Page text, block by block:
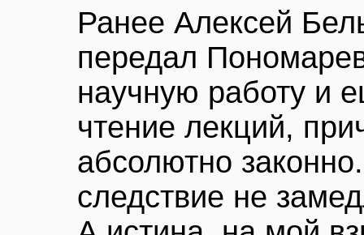
Ранее Алексей
передал
научную работу и
чтение лекций,
абсолютно
следствие не